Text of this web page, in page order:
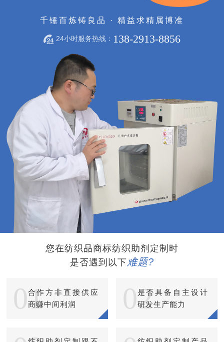
千锤百炼铸良品 · 精益求精属博准
24小时服务热线： 138-2913-8856
您在纺织品商标纺织助剂定制时
是否遇到以下难题?
01
合作方非直接供应
商赚中间利润
02是否具备自主设计
研发生产能力